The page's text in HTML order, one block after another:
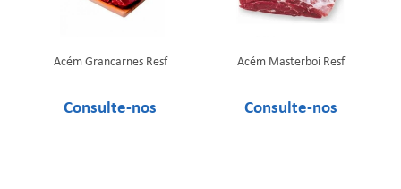
Acém Grancarnes Resf Acém Masterboi Resf